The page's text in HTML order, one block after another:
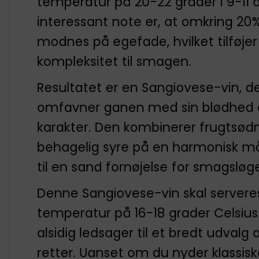
interessant note er, at omkring
modnes på egefade, hvilket
kompleksitet til smagen.
Resultatet er en Sangiovese-vin,
omfavner ganen med sin blødhed
karakter. Den kombinerer
behagelig syre på en harmonisk
til en sand fornøjelse for
Denne Sangiovese-vin skal
temperatur på 16-18 grader
alsidig ledsager til et bredt udvalg
retter. Uanset om du nyder